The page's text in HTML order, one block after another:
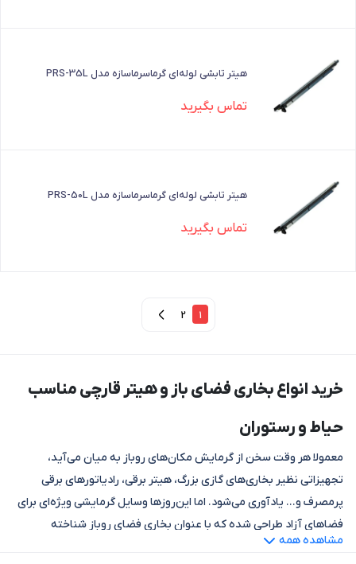
هیتر تابشی لوله‌ای گرماسرماسازه مدل PRS-35L
تماس بگیرید
هیتر تابشی لوله‌ای گرماسرماسازه مدل PRS-50L
تماس بگیرید
1
2
خرید انواع بخاری فضای باز و هیتر قارچی مناسب
حیاط و رستوران
معمولا هر وقت سخن از گرمایش مکان‌های روباز به میان می‌آید،
تجهیزاتی نظیر بخاری‌های گازی بزرگ، هیتر برقی، رادیاتورهای برقی
پرمصرف و… یادآوری می‌شود. اما این‌روزها وسایل گرمایشی ویژه‌ای برای
فضاهای آزاد طراحی شده که با عنوان بخاری فضای روباز شناخته
می‌شوند. از آنجایی که فضای باز به طور مستقیم تحت تاثیر دمای هوای
مشاهده همه